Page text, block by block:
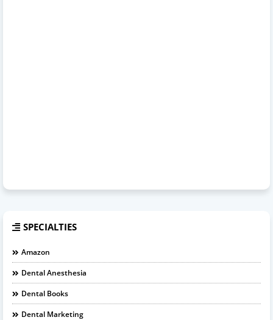
SPECIALTIES
Amazon
Dental Anesthesia
Dental Books
Dental Marketing